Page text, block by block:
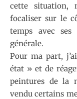
cette situation,
focaliser sur le
temps avec
générale.
Pour ma part,
état » et de
peintures de la
vendu certains